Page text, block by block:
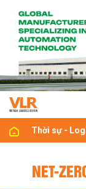
Thời sự -
NET-